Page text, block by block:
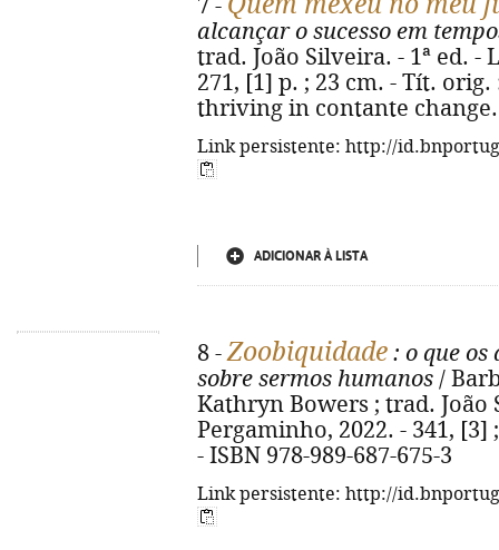
7 -
alcançar o sucesso em
trad. João Silveira. - 1ª ed. -
271, [1] p. ; 23 cm. - Tít.
thriving in contante change.
Link persistente: http://
ADICIONAR À LISTA
8 -Zoobiquidade : o que
sobre sermos humanos /
Kathryn Bowers ; trad. João
Pergaminho, 2022. - 341,
- ISBN 978-989-687-675-3
Link persistente: http://